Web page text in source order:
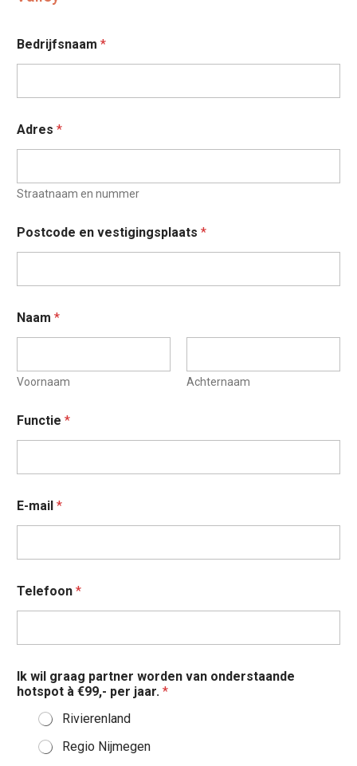
Bedrijfsnaam *
Adres *
Straatnaam en nummer
Postcode en vestigingsplaats *
Naam *
Voornaam Achternaam
à
à
Functie *
E-mail *
Telefoon *
Ik wil graag partner worden van onderstaande
hotspot à €99,- per jaar. *
Rivierenland
Regio Nijmegen